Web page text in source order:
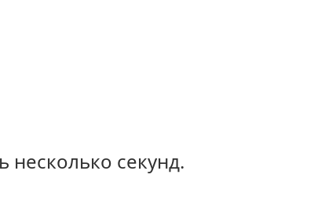
секунд.